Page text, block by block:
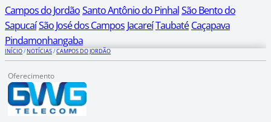
Campos do JordãoSanto Antônio do PinhalSão Bento do
SapucaíSão José dos Campos JacareíTaubaté Caçapava
Pindamonhangaba
INÍCIO/NOTÍCIAS/CAMPOS DO JORDÃO
Oferecimento